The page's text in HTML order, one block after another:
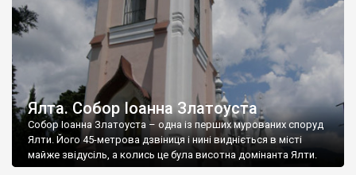
Ялта. Собор Іоанна Златоуста
Собор Іоанна Златоуста – одна із перших мурованих споруд
Ялти. Його 45-метрова дзвіниця і нині видніється в місті
майже звідусіль, а колись це була висотна домінанта Ялти.